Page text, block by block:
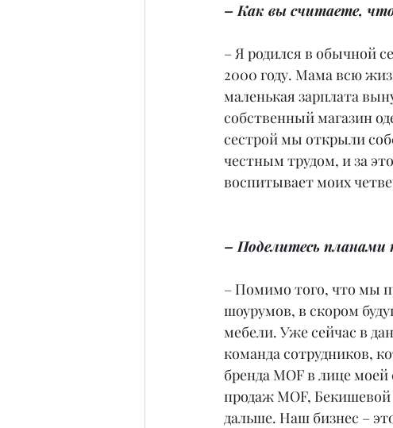
– Как вы считаете,
– Я родился в обычной
2000 году. Мама всю
маленькая зарплата
собственный магазин
сестрой мы открыли
честным трудом, и за
воспитывает моих
– Поделитесь планами
– Помимо того, что мы
шоурумов, в скором
мебели. Уже сейчас в
команда сотрудников,
бренда MOF в лице
продаж MOF,
дальше. Наш бизнес –